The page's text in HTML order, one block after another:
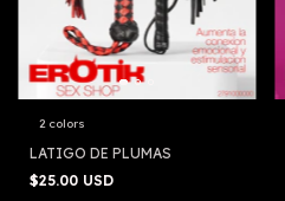
2 colors
LATIGO DE PLUMAS
$25.00 USD